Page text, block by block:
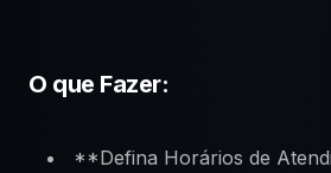
O que Fazer:
**Defina Horários de